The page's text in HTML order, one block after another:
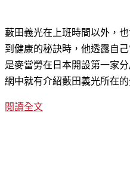
藪田義光在上班時間以外，
到健康的秘訣時，他透露自
是麥當勞在日本開設第一家
網中就有介紹藪田義光所在
閱讀全文